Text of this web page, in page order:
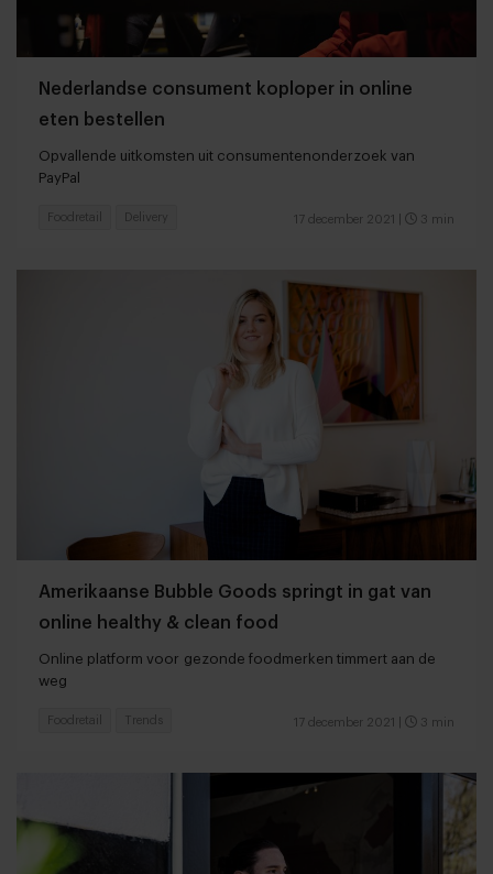
Nederlandse consument koploper in online
eten bestellen
Opvallende uitkomsten uit consumentenonderzoek van
PayPal
17 december 2021 3 min
Foodretail Delivery
Amerikaanse Bubble Goods springt in gat van
online healthy & clean food
Online platform voor gezonde foodmerken timmert aan de
weg
17 december 2021 3 min
Foodretail Trends